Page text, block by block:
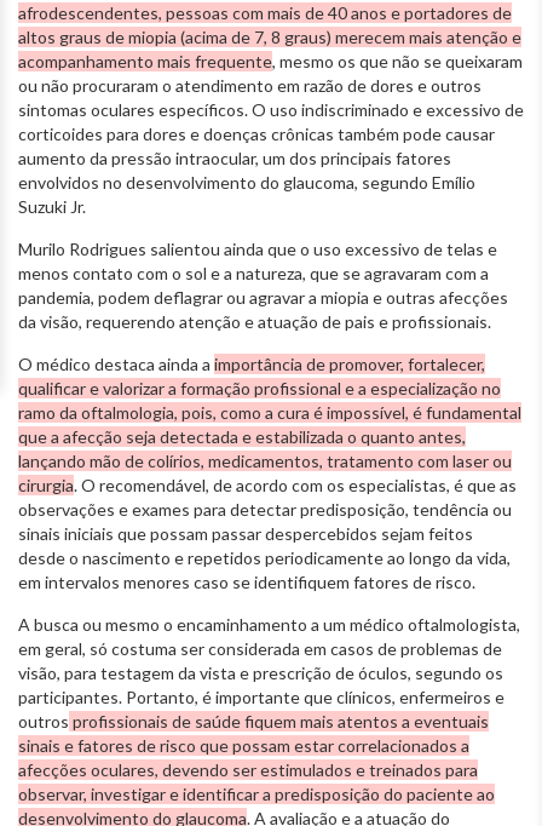
afrodescendentes, pessoas com mais de 40 anos e portadores de
altos graus de miopia (acima de 7, 8 graus) merecem mais atenção e
acompanhamento mais frequente, mesmo os que não se queixaram
ou não procuraram o atendimento em razão de dores e outros
sintomas oculares específicos. O uso indiscriminado e excessivo de
corticoides para dores e doenças crônicas também pode causar
aumento da pressão intraocular, um dos principais fatores
envolvidos no desenvolvimento do glaucoma, segundo Emílio
Suzuki Jr.
Murilo Rodrigues salientou ainda que o uso excessivo de telas e
menos contato com o sol e a natureza, que se agravaram com a
pandemia, podem deflagrar ou agravar a miopia e outras afecções
da visão, requerendo atenção e atuação de pais e profissionais.
O médico destaca ainda a importância de promover, fortalecer,
qualificar e valorizar a formação profissional e a especialização no
ramo da oftalmologia, pois, como a cura é impossível, é fundamental
que a afecção seja detectada e estabilizada o quanto antes,
lançando mão de colírios, medicamentos, tratamento com laser ou
cirurgia. O recomendável, de acordo com os especialistas, é que as
observações e exames para detectar predisposição, tendência ou
sinais iniciais que possam passar despercebidos sejam feitos
desde o nascimento e repetidos periodicamente ao longo da vida,
em intervalos menores caso se identifiquem fatores de risco.
A busca ou mesmo o encaminhamento a um médico oftalmologista,
em geral, só costuma ser considerada em casos de problemas de
visão, para testagem da vista e prescrição de óculos, segundo os
participantes. Portanto, é importante que clínicos, enfermeiros e
outros profissionais de saúde fiquem mais atentos a eventuais
sinais e fatores de risco que possam estar correlacionados a
afecções oculares, devendo ser estimulados e treinados para
observar, investigar e identificar a predisposição do paciente ao
desenvolvimento do glaucoma. A avaliação e a atuação do